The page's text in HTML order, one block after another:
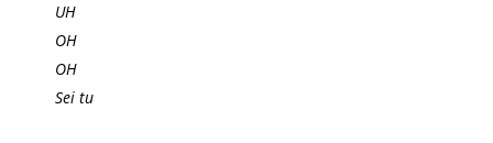
UH
OH
OH
Sei tu